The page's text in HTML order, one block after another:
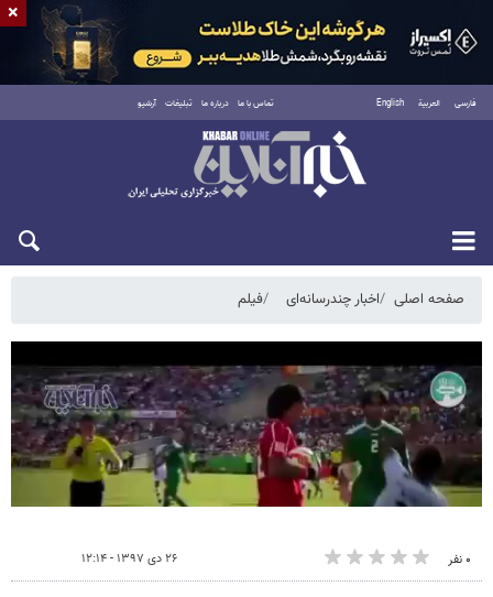
فارسی العربية English تماس با ما درباره ما تبلیغات آرشیو
یکشنبه ۱۸ مرداد ۱۴۰۵
صفحه اصلی اخبار چندرسانه‌ای فیلم
۰ نفر ۲۶ دی ۱۳۹۷ - ۱۲:۱۴
×